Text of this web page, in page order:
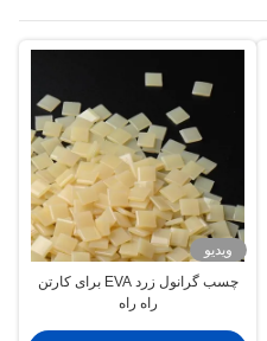
ویدیو
چسب گرانول زرد EVA برای کارتن
راه راه